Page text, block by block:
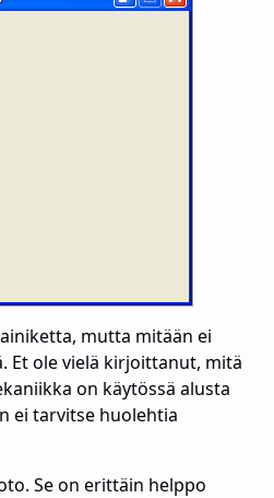
mutta mitään ei
Et ole vielä kirjoittanut, mitä
on käytössä alusta
ei tarvitse huolehtia
Se on erittäin helppo